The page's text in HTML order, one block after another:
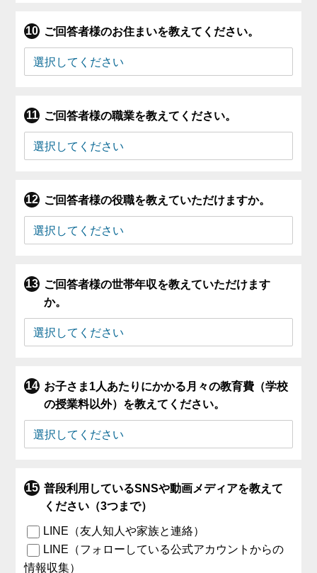
ご回答者様のお住まいを教えてください。
ご回答者様の職業を教えてください。
ご回答者様の役職を教えていただけますか。
ご回答者様の世帯年収を教えていただけます
か。
お子さま1人あたりにかかる月々の教育費（学校
の授業料以外）を教えてください。
普段利用しているSNSや動画メディアを教えて
ください（3つまで）
LINE（友人知人や家族と連絡）
LINE（フォローしている公式アカウントからの
情報収集）